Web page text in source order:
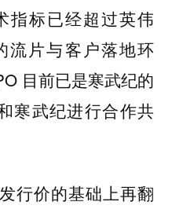
指标已经超过英伟
流片与客户落地环
目前已是寒武纪的
寒武纪进行合作共
行价的基础上再翻